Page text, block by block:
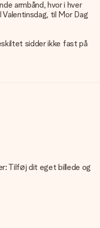
armbånd, hvor i hver
til Mor Dag
sidder ikke fast på
Tilføj dit eget billede og